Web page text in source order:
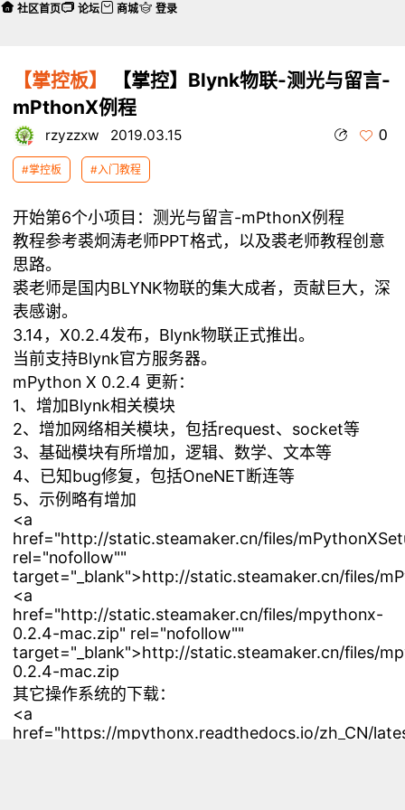
【掌控板】
【掌控】Blynk物联-测光与留言-
mPthonX例程
rzyzzxw 2019.03.15 0
#掌控板 #入门教程
开始第6个小项目：测光与留言-mPthonX例程
教程参考裘炯涛老师PPT格式，以及裘老师教程创意
思路。
裘老师是国内BLYNK物联的集大成者，贡献巨大，深
表感谢。
3.14，X0.2.4发布，Blynk物联正式推出。
当前支持Blynk官方服务器。
mPython X 0.2.4 更新：
1、增加Blynk相关模块
2、增加网络相关模块，包括request、socket等
3、基础模块有所增加，逻辑、数学、文本等
4、已知bug修复，包括OneNET断连等
5、示例略有增加
<a
href="http://static.steamaker.cn/files/
rel="nofollow""
target="_blank">http://static.steamaker.cn/files/
<a
href="http://static.steamaker.cn/files/mpythonx-
0.2.4-mac.zip" rel="nofollow""
target="_blank">http://static.steamaker.cn/files/
0.2.4-mac.zip
其它操作系统的下载：
<a
href="https://mpythonx.readthedocs.io/zh_CN/
社区首页 论坛 商城 登录